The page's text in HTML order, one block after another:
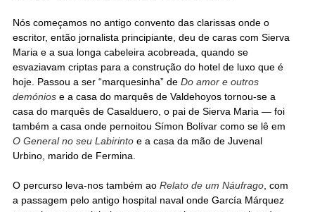
Nós começamos no antigo convento das clarissas onde o
escritor, então jornalista principiante, deu de caras com Sierva
Maria e a sua longa cabeleira acobreada, quando se
esvaziavam criptas para a construção do hotel de luxo que é
hoje. Passou a ser “marquesinha” de Do amor e outros
demónios e a casa do marquês de Valdehoyos tornou-se a
casa do marquês de Casalduero, o pai de Sierva Maria — foi
também a casa onde pernoitou Símon Bolívar como se lê em
O General no seu Labirintoe a casa da mão de Juvenal
Urbino, marido de Fermina.
O percurso leva-nos também ao Relato de um Náufrago, com
a passagem pelo antigo hospital naval onde García Márquez